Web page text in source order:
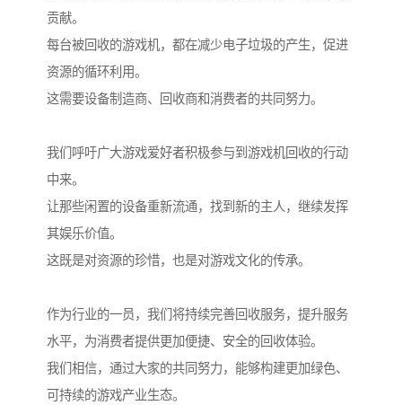
贡献。
每台被回收的游戏机，都在减少电子垃圾的产生，促进
资源的循环利用。
这需要设备制造商、回收商和消费者的共同努力。
我们呼吁广大游戏爱好者积极参与到游戏机回收的行动
中来。
让那些闲置的设备重新流通，找到新的主人，继续发挥
其娱乐价值。
这既是对资源的珍惜，也是对游戏文化的传承。
作为行业的一员，我们将持续完善回收服务，提升服务
水平，为消费者提供更加便捷、安全的回收体验。
我们相信，通过大家的共同努力，能够构建更加绿色、
可持续的游戏产业生态。